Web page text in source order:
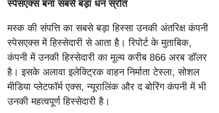
स्पेसएक्स बना सबसे बड़ा धन स्रोत
मस्क की संपत्ति का सबसे बड़ा हिस्सा उनकी अंतरिक्ष कंपनी
स्पेसएक्स में हिस्सेदारी से आता है। रिपोर्ट के मुताबिक,
कंपनी में उनकी हिस्सेदारी का मूल्य करीब 866 अरब डॉलर
है। इसके अलावा इलेक्ट्रिक वाहन निर्माता टेस्ला, सोशल
मीडिया प्लेटफॉर्म एक्स, न्यूरालिंक और द बोरिंग कंपनी में भी
उनकी महत्वपूर्ण हिस्सेदारी है।